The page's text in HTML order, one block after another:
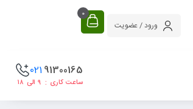
ورود / عضویت
0
91300165
021
ساعت کاری : ۹ الی ۱۸